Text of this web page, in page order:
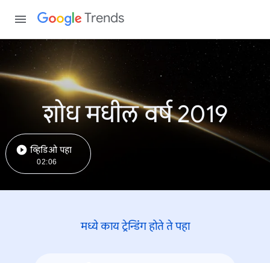
Trends
शोध मधील वर्ष 2019
व्हिडिओ पहा
02:06
मध्ये काय ट्रेन्डिंंग होते ते पहा